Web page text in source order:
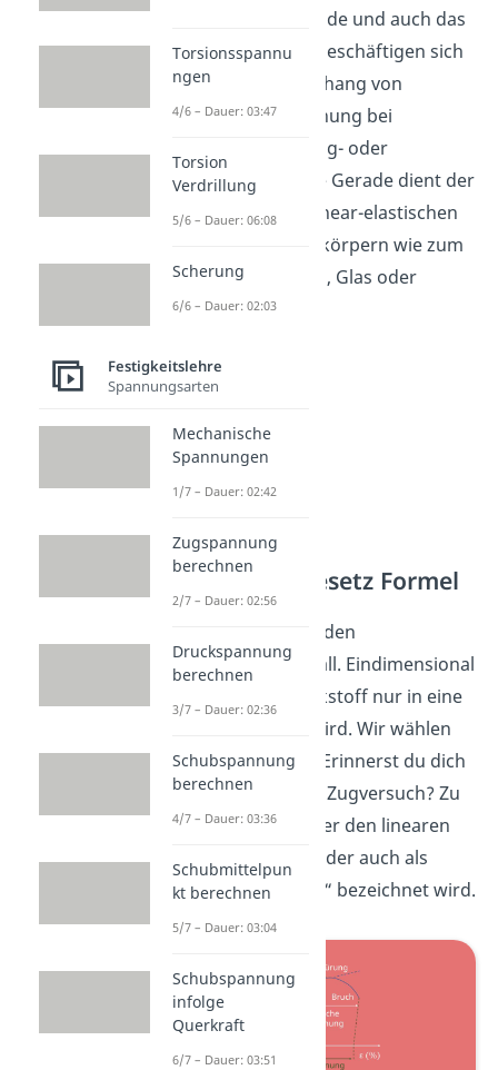
Die Hookesche Gerade und auch das
Hookesche Gesetz beschäftigen sich
mit dem Zusammenhang von
Spannung und Dehnung bei
Materialien unter Zug- oder
Druckbelastung. Die Gerade dient der
Beschreibung des linear-elastischen
Verhaltens von Festkörpern wie zum
Beispiel bei Metallen, Glas oder
Keramik.
Hookesches Gesetz Formel
Wir betrachten hier den
eindimensionalen Fall. Eindimensional
heißt, dass der Werkstoff nur in eine
Richtung gedehnt wird. Wir wählen
hier die x-Richtung. Erinnerst du dich
an unser Video zum Zugversuch? Zu
Beginn haben wir hier den linearen
elastischen Bereich, der auch als
„Hookesche Gerade“ bezeichnet wird.
Torsionsspannu
ngen
4/6 – Dauer: 03:47
Torsion
Verdrillung
5/6 – Dauer: 06:08
Scherung
6/6 – Dauer: 02:03
Festigkeitslehre
Spannungsarten
Mechanische
Spannungen
1/7 – Dauer: 02:42
Zugspannung
berechnen
2/7 – Dauer: 02:56
Druckspannung
berechnen
3/7 – Dauer: 02:36
Schubspannung
berechnen
4/7 – Dauer: 03:36
Schubmittelpun
kt berechnen
5/7 – Dauer: 03:04
Schubspannung
infolge
Querkraft
6/7 – Dauer: 03:51